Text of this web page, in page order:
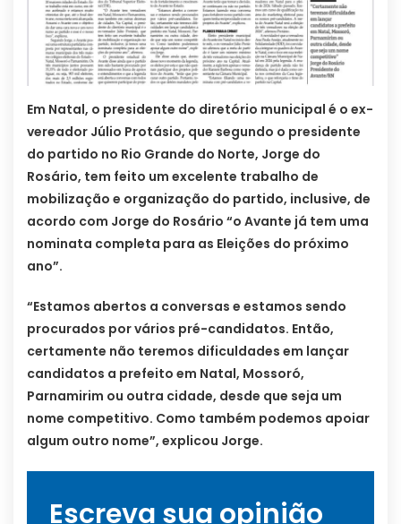
Em Natal, o presidente do diretório municipal é o ex-
vereador Júlio Protásio, que segundo o presidente
do partido no Rio Grande do Norte, Jorge do
Rosário, tem feito um excelente trabalho de
mobilização e organização do partido, inclusive, de
acordo com Jorge do Rosário “o Avante já tem uma
nominata completa para as Eleições do próximo
ano”.
“Estamos abertos a conversas e estamos sendo
procurados por vários pré-candidatos. Então,
certamente não teremos dificuldades em lançar
candidatos a prefeito em Natal, Mossoró,
Parnamirim ou outra cidade, desde que seja um
nome competitivo. Como também podemos apoiar
algum outro nome”, explicou Jorge.
Escreva sua opinião